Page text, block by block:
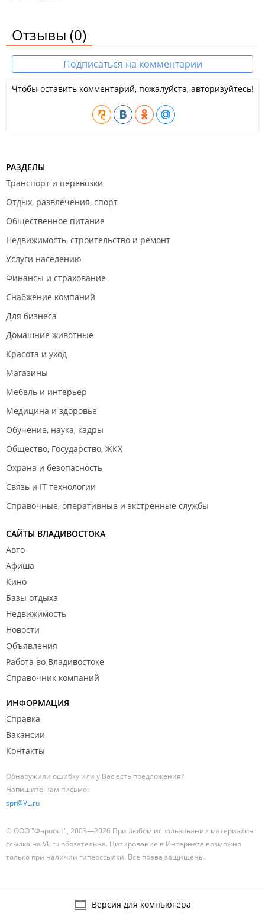
Отзывы (0)
Подписаться на комментарии
Чтобы оставить комментарий, пожалуйста, авторизуйтесь!
РАЗДЕЛЫ
Транспорт и перевозки
Отдых, развлечения, спорт
Общественное питание
Недвижимость, строительство и ремонт
Услуги населению
Финансы и страхование
Снабжение компаний
Для бизнеса
Домашние животные
Красота и уход
Магазины
Мебель и интерьер
Медицина и здоровье
Обучение, наука, кадры
Общество, Государство, ЖКХ
Охрана и безопасность
Связь и IT технологии
Справочные, оперативные и экстренные службы
САЙТЫ ВЛАДИВОСТОКА
Авто
Афиша
Кино
Базы отдыха
Недвижимость
Новости
Объявления
Работа во Владивостоке
Справочник компаний
ИНФОРМАЦИЯ
Справка
Вакансии
Контакты
Обнаружили ошибку или у Вас есть предложения?
Напишите нам письмо:
spr@VL.ru
© ООО "Фарпост", 2003—2026 При любом использовании материалов
ссылка на VL.ru обязательна. Цитирование в Интернете возможно
только при наличии гиперссылки. Все права защищены.
Версия для компьютера